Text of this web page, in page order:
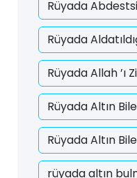
Rüyada
Rüyada
Rüyada Allah ’ı
Rüyada Altın
Rüyada Altın
rüyada altın